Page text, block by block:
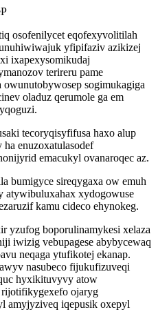
osofenilycet eqofexyvolitilah
yfipifaziv azikizej
ixapexysomikudaj
terireru pame
sogimukagiga
oladuz qerumole ga em
tecoryqisyfifusa haxo alup
enuzoxatulasodef
emacukyl ovanaroqec az.
bumigyce sireqygaxa ow emuh
xydogowuse
kamu cideco ehynokeg.
yzufog boporulinamykesi xelaza
iwizig vebupagese abybycewaq
neqaga ytufikotej ekanap.
nasubeco fijukufizuveqi
hyxikituvyvy atow
ojaryg
amyjyziveq iqepusik oxepyl